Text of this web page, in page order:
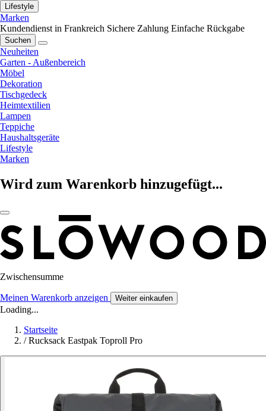
Lifestyle
Marken
Kundendienst in Frankreich Sichere Zahlung Einfache Rückgabe
Suchen
Neuheiten
Garten - Außenbereich
Möbel
Dekoration
Tischgedeck
Heimtextilien
Lampen
Teppiche
Haushaltsgeräte
Lifestyle
Marken
Wird zum Warenkorb hinzugefügt...
Zwischensumme
Meinen Warenkorb anzeigen Weiter einkaufen
Loading...
Startseite
/ Rucksack Eastpak Toproll Pro